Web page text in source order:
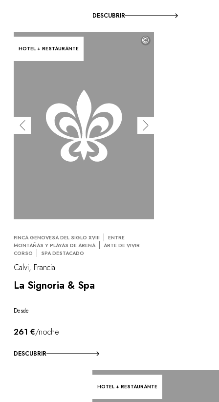
DESCUBRIR
HOTEL + RESTAURANTE
©
FINCA GENOVESA DEL SIGLO XVIII
ENTRE
MONTAÑAS Y PLAYAS DE ARENA
ARTE DE VIVIR
CORSO
SPA DESTACADO
Calvi, Francia
La Signoria & Spa
Desde
261 €/noche
DESCUBRIR
HOTEL + RESTAURANTE